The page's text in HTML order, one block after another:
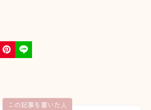
この記事を書いた人